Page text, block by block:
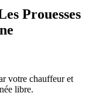
Prouesses
votre chauffeur et
libre.